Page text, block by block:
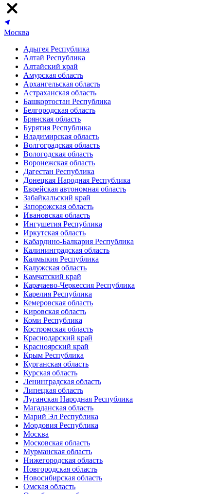
Москва
Адыгея Республика
Алтай Республика
Алтайский край
Амурская область
Архангельская область
Астраханская область
Башкортостан Республика
Белгородская область
Брянская область
Бурятия Республика
Владимирская область
Волгоградская область
Вологодская область
Воронежская область
Дагестан Республика
Донецкая Народная Республика
Еврейская автономная область
Забайкальский край
Запорожская область
Ивановская область
Ингушетия Республика
Иркутская область
Кабардино-Балкария Республика
Калининградская область
Калмыкия Республика
Калужская область
Камчатский край
Карачаево-Черкессия Республика
Карелия Республика
Кемеровская область
Кировская область
Коми Республика
Костромская область
Краснодарский край
Красноярский край
Крым Республика
Курганская область
Курская область
Ленинградская область
Липецкая область
Луганская Народная Республика
Магаданская область
Марий Эл Республика
Мордовия Республика
Москва
Московская область
Мурманская область
Нижегородская область
Новгородская область
Новосибирская область
Омская область